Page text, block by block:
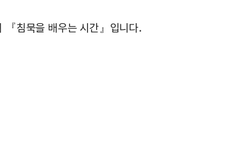
『침묵을 배우는 시간』입니다.